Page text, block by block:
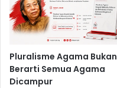
Pluralisme Agama Bukan
Berarti Semua Agama
Dicampur